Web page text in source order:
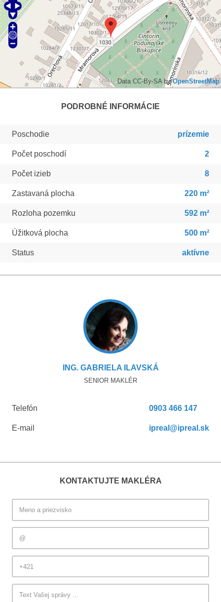
Data CC-By-SA byOpenStreetMap
PODROBNÉ INFORMÁCIE
Poschodie prízemie
Počet poschodí 2
Počet izieb 8
Zastavaná plocha 220 m²
Rozloha pozemku 592 m²
Úžitková plocha 500 m²
Status aktívne
ING. GABRIELA ILAVSKÁ
SENIOR MAKLÉR
Telefón 0903 466 147
E-mail ipreal@ipreal.sk
KONTAKTUJTE MAKLÉRA